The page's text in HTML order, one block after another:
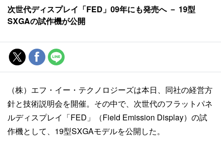
次世代ディスプレイ「FED」09年にも発売へ － 19型
SXGAの試作機が公開
（株）エフ・イー・テクノロジーズは本日、同社の経営方
針と技術説明会を開催。その中で、次世代のフラットパネ
ルディスプレイ「FED」（Field Emission Display）の試
作機として、19型SXGAモデルを公開した。